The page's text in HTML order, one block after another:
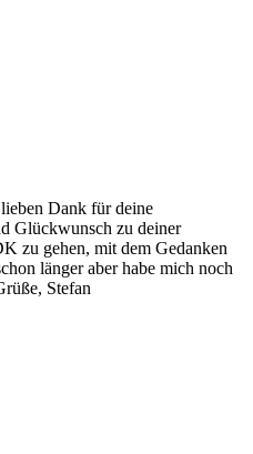
Dank für deine
Glückwunsch zu deiner
zu gehen, mit dem Gedanken
länger aber habe mich noch
Stefan